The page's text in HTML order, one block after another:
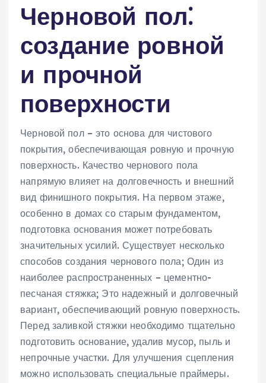
Черновой пол⁚
создание ровной
и прочной
поверхности
Черновой пол – это основа для чистового
покрытия, обеспечивающая ровную и прочную
поверхность. Качество чернового пола
напрямую влияет на долговечность и внешний
вид финишного покрытия. На первом этаже,
особенно в домах со старым фундаментом,
подготовка основания может потребовать
значительных усилий. Существует несколько
способов создания чернового пола; Один из
наиболее распространенных – цементно-
песчаная стяжка; Это надежный и долговечный
вариант, обеспечивающий ровную поверхность.
Перед заливкой стяжки необходимо тщательно
подготовить основание, удалив мусор, пыль и
непрочные участки. Для улучшения сцепления
можно использовать специальные праймеры.